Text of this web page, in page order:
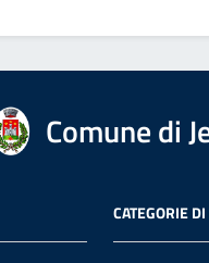
Comune di
CATEGORIE